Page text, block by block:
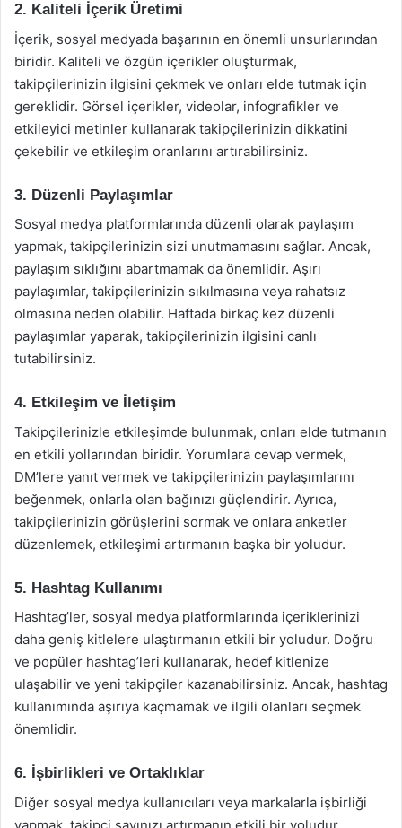
2. Kaliteli İçerik Üretimi
İçerik, sosyal medyada başarının en önemli unsurlarından
biridir. Kaliteli ve özgün içerikler oluşturmak,
takipçilerinizin ilgisini çekmek ve onları elde tutmak için
gereklidir. Görsel içerikler, videolar, infografikler ve
etkileyici metinler kullanarak takipçilerinizin dikkatini
çekebilir ve etkileşim oranlarını artırabilirsiniz.
3. Düzenli Paylaşımlar
Sosyal medya platformlarında düzenli olarak paylaşım
yapmak, takipçilerinizin sizi unutmamasını sağlar. Ancak,
paylaşım sıklığını abartmamak da önemlidir. Aşırı
paylaşımlar, takipçilerinizin sıkılmasına veya rahatsız
olmasına neden olabilir. Haftada birkaç kez düzenli
paylaşımlar yaparak, takipçilerinizin ilgisini canlı
tutabilirsiniz.
4. Etkileşim ve İletişim
Takipçilerinizle etkileşimde bulunmak, onları elde tutmanın
en etkili yollarından biridir. Yorumlara cevap vermek,
DM’lere yanıt vermek ve takipçilerinizin paylaşımlarını
beğenmek, onlarla olan bağınızı güçlendirir. Ayrıca,
takipçilerinizin görüşlerini sormak ve onlara anketler
düzenlemek, etkileşimi artırmanın başka bir yoludur.
5. Hashtag Kullanımı
Hashtag’ler, sosyal medya platformlarında içeriklerinizi
daha geniş kitlelere ulaştırmanın etkili bir yoludur. Doğru
ve popüler hashtag’leri kullanarak, hedef kitlenize
ulaşabilir ve yeni takipçiler kazanabilirsiniz. Ancak, hashtag
kullanımında aşırıya kaçmamak ve ilgili olanları seçmek
önemlidir.
6. İşbirlikleri ve Ortaklıklar
Diğer sosyal medya kullanıcıları veya markalarla işbirliği
yapmak, takipçi sayınızı artırmanın etkili bir yoludur.